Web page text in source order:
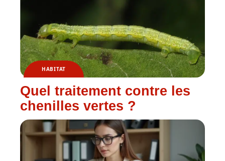
HABITAT
Quel traitement contre les
chenilles vertes ?